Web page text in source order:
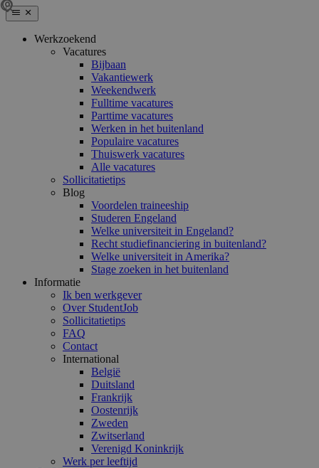
Werkzoekend
Vacatures
Bijbaan
Vakantiewerk
Weekendwerk
Fulltime vacatures
Parttime vacatures
Werken in het buitenland
Populaire vacatures
Thuiswerk vacatures
Alle vacatures
Sollicitatietips
Blog
Voordelen traineeship
Studeren Engeland
Welke universiteit in Engeland?
Recht studiefinanciering in buitenland?
Welke universiteit in Amerika?
Stage zoeken in het buitenland
Informatie
Ik ben werkgever
Over StudentJob
Sollicitatietips
FAQ
Contact
International
België
Duitsland
Frankrijk
Oostenrijk
Zweden
Zwitserland
Verenigd Koninkrijk
Werk per leeftijd